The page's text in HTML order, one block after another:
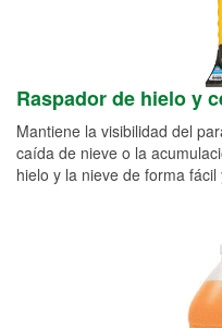
Raspador de hielo y
Mantiene la visibilidad del
caída de nieve o la
hielo y la nieve de forma